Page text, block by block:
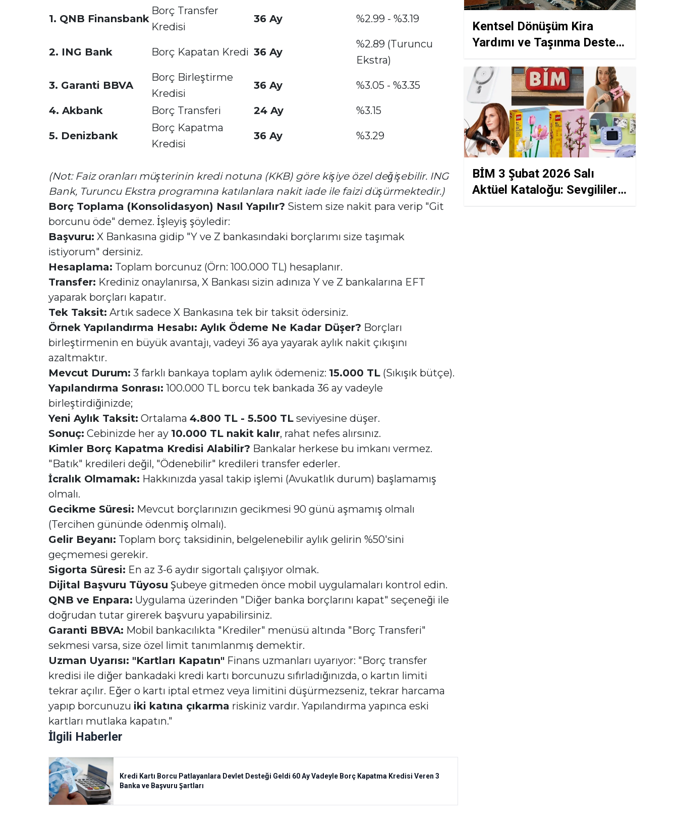
1. QNB Finansbank
Borç Transfer
Kredisi
36 Ay %2.99 - %3.19
2. ING Bank Borç Kapatan Kredi 36 Ay
%2.89 (Turuncu
Ekstra)
3. Garanti BBVA
Borç Birleştirme
Kredisi
36 Ay %3.05 - %3.35
4. Akbank Borç Transferi 24 Ay %3.15
5. Denizbank
Borç Kapatma
Kredisi
36 Ay %3.29
(Not: Faiz oranları müşterinin kredi notuna (KKB) göre kişiye özel değişebilir. ING
Bank, Turuncu Ekstra programına katılanlara nakit iade ile faizi düşürmektedir.)
Borç Toplama (Konsolidasyon) Nasıl Yapılır? Sistem size nakit para verip "Git
borcunu öde" demez. İşleyiş şöyledir:
Başvuru: X Bankasına gidip "Y ve Z bankasındaki borçlarımı size taşımak
istiyorum" dersiniz.
Hesaplama: Toplam borcunuz (Örn: 100.000 TL) hesaplanır.
Transfer: Krediniz onaylanırsa, X Bankası sizin adınıza Y ve Z bankalarına EFT
yaparak borçları kapatır.
Tek Taksit: Artık sadece X Bankasına tek bir taksit ödersiniz.
Örnek Yapılandırma Hesabı: Aylık Ödeme Ne Kadar Düşer? Borçları
birleştirmenin en büyük avantajı, vadeyi 36 aya yayarak aylık nakit çıkışını
azaltmaktır.
Mevcut Durum: 3 farklı bankaya toplam aylık ödemeniz: 15.000 TL (Sıkışık bütçe).
Yapılandırma Sonrası: 100.000 TL borcu tek bankada 36 ay vadeyle
birleştirdiğinizde;
Yeni Aylık Taksit: Ortalama 4.800 TL - 5.500 TL seviyesine düşer.
Sonuç: Cebinizde her ay 10.000 TL nakit kalır, rahat nefes alırsınız.
Kimler Borç Kapatma Kredisi Alabilir? Bankalar herkese bu imkanı vermez.
"Batık" kredileri değil, "Ödenebilir" kredileri transfer ederler.
İcralık Olmamak: Hakkınızda yasal takip işlemi (Avukatlık durum) başlamamış
olmalı.
Gecikme Süresi: Mevcut borçlarınızın gecikmesi 90 günü aşmamış olmalı
(Tercihen gününde ödenmiş olmalı).
Gelir Beyanı: Toplam borç taksidinin, belgelenebilir aylık gelirin %50'sini
geçmemesi gerekir.
Sigorta Süresi: En az 3-6 aydır sigortalı çalışıyor olmak.
Dijital Başvuru Tüyosu Şubeye gitmeden önce mobil uygulamaları kontrol edin.
QNB ve Enpara: Uygulama üzerinden "Diğer banka borçlarını kapat" seçeneği ile
doğrudan tutar girerek başvuru yapabilirsiniz.
Garanti BBVA: Mobil bankacılıkta "Krediler" menüsü altında "Borç Transferi"
sekmesi varsa, size özel limit tanımlanmış demektir.
Uzman Uyarısı: "Kartları Kapatın" Finans uzmanları uyarıyor: "Borç transfer
kredisi ile diğer bankadaki kredi kartı borcunuzu sıfırladığınızda, o kartın limiti
tekrar açılır. Eğer o kartı iptal etmez veya limitini düşürmezseniz, tekrar harcama
yapıp borcunuzu iki katına çıkarma riskiniz vardır. Yapılandırma yapınca eski
kartları mutlaka kapatın."
İlgili Haberler
Kredi Kartı Borcu Patlayanlara Devlet Desteği Geldi 60 Ay Vadeyle Borç Kapatma Kredisi Veren 3
Banka ve Başvuru Şartları
Kentsel Dönüşüm Kira
Yardımı ve Taşınma Desteği
Tutarları: Çevre ve Şehircilik
Bakanlığı 2026 Limitleri
BİM 3 Şubat 2026 Salı
Aktüel Kataloğu: Sevgililer
Günü Özel İndirimleri,